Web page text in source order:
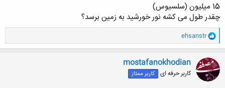
15 میلیون (سلسیوس)
چقدر طول می کشه نور خورشید به زمین برسد؟
و
ا
ک
ن
ش
ه
ا
ehsanstr
mostafanokhodian
کاربر حرفه ای کاربر ممتاز